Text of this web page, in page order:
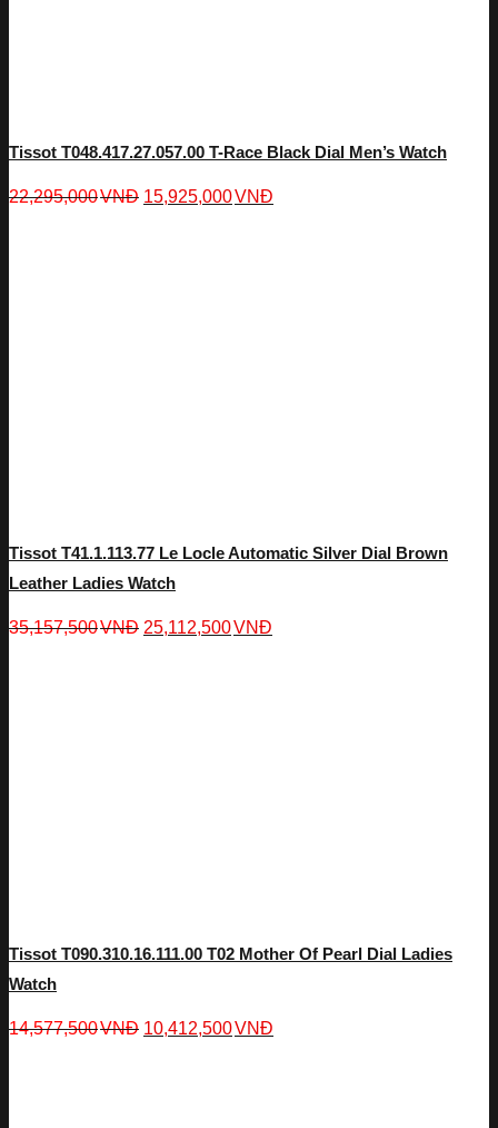
Tissot T048.417.27.057.00 T-Race Black Dial Men’s Watch
22,295,000VNĐ 15,925,000VNĐ
Tissot T41.1.113.77 Le Locle Automatic Silver Dial Brown
Leather Ladies Watch
35,157,500VNĐ 25,112,500VNĐ
Tissot T090.310.16.111.00 T02 Mother Of Pearl Dial Ladies
Watch
14,577,500VNĐ 10,412,500VNĐ